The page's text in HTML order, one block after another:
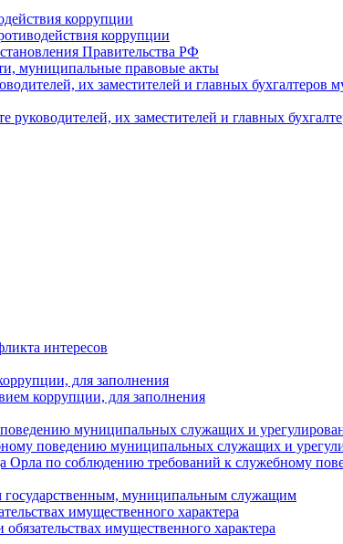
коррупции
коррупции
Правительства РФ
муниципальные правовые акты
их заместителей и главных
руководителей, их заместителей и главных
интересов
для заполнения
коррупции, для заполнения
муниципальных служащих и
поведению муниципальных служащих и
по соблюдению требований к служебному
государственным, муниципальным служащим
имущественного характера
имущественного характера